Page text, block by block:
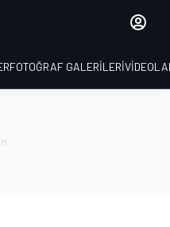
FOTOĞRAF GALERILERI